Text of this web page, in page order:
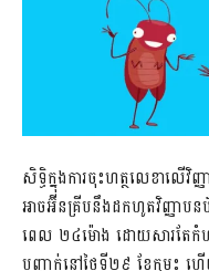
សិទ្ធិក្នុងការចុះហត្ថលេខាលើវិ
អាចអ៊ីនគ្រីបនឹងដកហូតវិញ្ញាបន
ពេល ២៤ម៉ោង ដោយសារតែកំ